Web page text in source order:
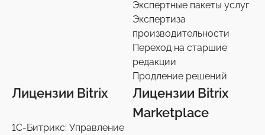
Экспертные пакеты услуг
Экспертиза
производительности
Переход на старшие
редакции
Продление решений
Лицензии Bitrix
1С-Битрикс: Управление
Лицензии Bitrix
Marketplace